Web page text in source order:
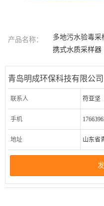
产品名称：
多地污水验毒采
携式水质采样器
青岛明成环保科技有限公司
联系人 符亚坚
手机
地址 山东省